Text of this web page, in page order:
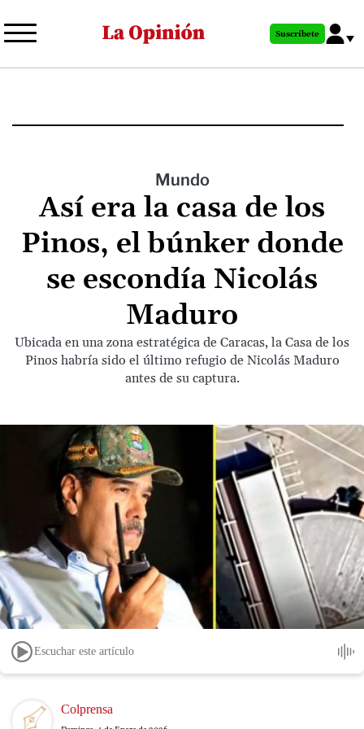
al
principal
Suscríbete
Mundo
Así era la casa de los
Pinos, el búnker donde
se escondía Nicolás
Maduro
Ubicada en una zona estratégica de Caracas, la Casa de los
Pinos habría sido el último refugio de Nicolás Maduro
antes de su captura.
Escuchar este artículo
Image Colprensa